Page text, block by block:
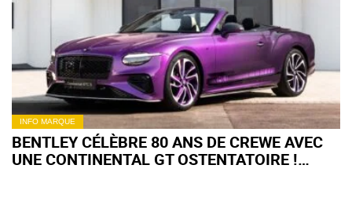
INFO MARQUE
BENTLEY CÉLÈBRE 80 ANS DE CREWE AVEC
UNE CONTINENTAL GT OSTENTATOIRE !